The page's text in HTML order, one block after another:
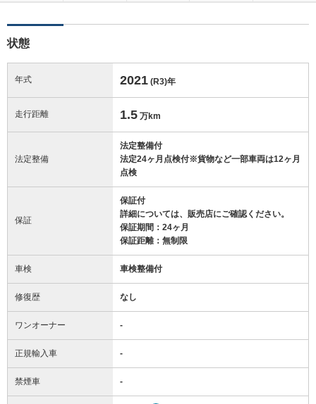
状態
年式 2021 (R3)年
走行距離 1.5 万km
法定整備
法定整備付
法定24ヶ月点検付※貨物など一部車両は12ヶ月
点検
保証
保証付
詳細については、販売店にご確認ください。
保証期間：24ヶ月
保証距離：無制限
車検 車検整備付
修復歴 なし
ワンオーナー -
正規輸入車 -
禁煙車 -